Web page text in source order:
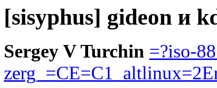
[sisyphus] gideon и
Sergey V Turchin =?iso-